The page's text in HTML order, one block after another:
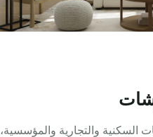
والتجارية والمؤسسية،